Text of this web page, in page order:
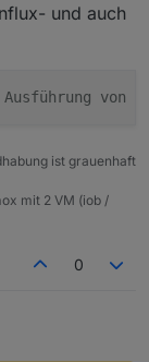
"",
"",
"",
"",
und auch
ist grauenhaft
mit 2 VM (iob /
0